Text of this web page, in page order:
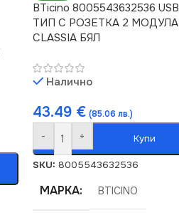
BTicino 8005543632536 USB
ТИП С РОЗЕТКА 2 МОДУЛА
CLASSIA БЯЛ
Налично
43.49 € (85.06 лв.)
- + Купи
SKU: 8005543632536
МАРКА BTICINO